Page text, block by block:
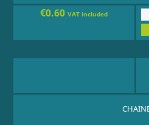
€0.60VAT included